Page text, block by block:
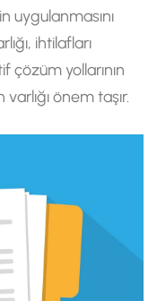
uygulanmasını
ihtilafları
yollarının
önem taşır.